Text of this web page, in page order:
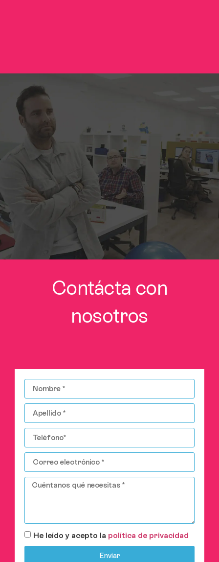
Contácta con
nosotros
He leído y acepto la política de privacidad
Enviar